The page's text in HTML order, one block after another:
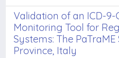
Validation of an ICD-9-
Monitoring Tool for
Systems: The
Province, Italy